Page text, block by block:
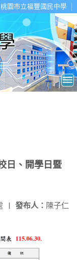
桃園市立福豐國民中學
日、開學日暨
發布人： 陳子仁
|